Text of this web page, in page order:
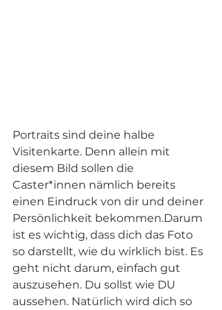
Portraits sind deine halbe
Visitenkarte. Denn allein mit
diesem Bild sollen die
Caster*innen nämlich bereits
einen Eindruck von dir und deiner
Persönlichkeit bekommen.Darum
ist es wichtig, dass dich das Foto
so darstellt, wie du wirklich bist. Es
geht nicht darum, einfach gut
auszusehen. Du sollst wie DU
aussehen. Natürlich wird dich so